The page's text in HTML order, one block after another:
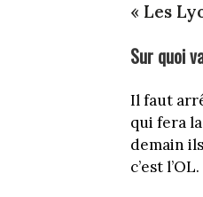
« Les
Sur quoi
Il faut
qui fera
demain
c’est l’OL.